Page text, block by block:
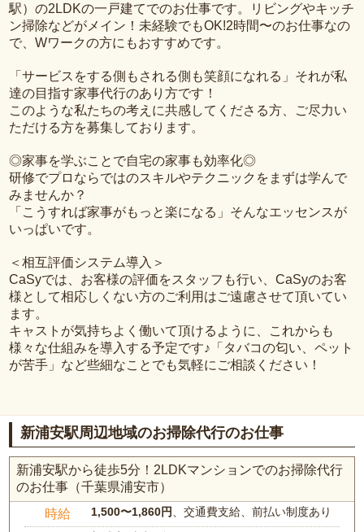
駅）の2LDKの一戸建てでのお仕事です。リビングやキッチ
ン掃除などがメイン！未経験でもOK!2時間〜のお仕事なの
で、Wワークの方にもおすすめです。
「サービスをする側もされる側も笑顔になれる」それが私
達の目指す家事代行のあり方です！
このような私たちの考えに共感してくださる方、ご尽力い
ただける方を募集しております。
◎家事を学ぶことで自宅の家事も効率化◎
研修でプロならではのスキルやテクニックをまずは学んで
みませんか？
「こうすれば家事がもっと楽になる」そんなエッセンスが
いっぱいです。
＜相互評価システム導入＞
CaSyでは、お客様の評価をスタッフも行い、CaSyのお客
様として相応しくない方のご利用はご遠慮させて頂いてい
ます。
キャストが気持ちよく働いて頂けるように、これからも
様々な仕組みを導入する予定です♪「タバコの匂い、ペット
が苦手」など些細なことでも気軽にご相談ください！
新浦安駅周辺地域のお掃除代行のお仕事
新浦安駅から徒歩5分！2LDKマンションでのお掃除代行
のお仕事（千葉県浦安市）
時給 1,500〜1,860円、交通費支給、前払い制度あり